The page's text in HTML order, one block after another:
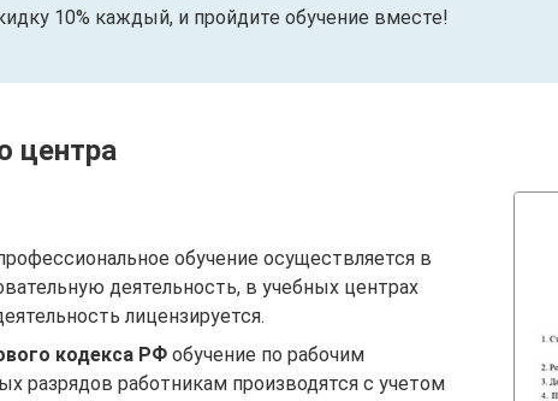
10% каждый, и пройдите обучение вместе!
центра
обучение осуществляется в
деятельность, в учебных центрах
лицензируется.
кодекса РФ обучение по рабочим
разрядов работникам производятся с учетом